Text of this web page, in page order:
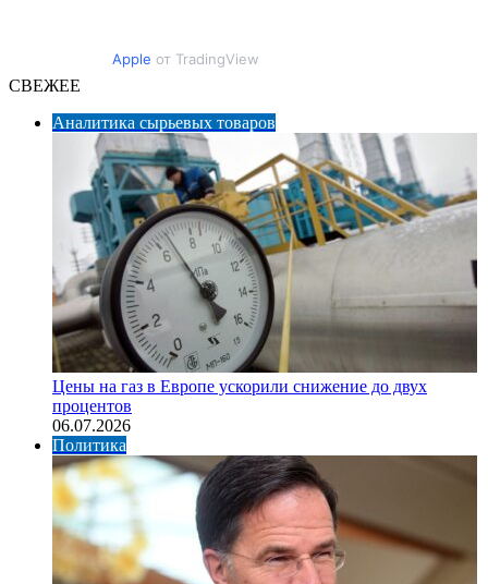
Apple от TradingView
СВЕЖЕЕ
Аналитика сырьевых товаров
Цены на газ в Европе ускорили снижение до двух
процентов
06.07.2026
Политика